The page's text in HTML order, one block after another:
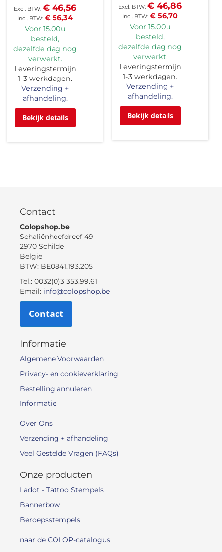
€ 56,34
€ 46,56
Voor 15.00u
besteld,
dezelfde dag nog
verwerkt.
Leveringstermijn
1-3 werkdagen.
Verzending +
afhandeling.
Bekijk details
€ 56,70
€ 46,86
Voor 15.00u
besteld,
dezelfde dag nog
verwerkt.
Leveringstermijn
1-3 werkdagen.
Verzending +
afhandeling.
Bekijk details
Contact
Colopshop.be
Schaliënhoefdreef 49
2970 Schilde
België
BTW: BE0841.193.205
Tel.: 0032(0)3 353.99.61
Email: info@colopshop.be
Contact
Informatie
Algemene Voorwaarden
Privacy- en cookieverklaring
Bestelling annuleren
Informatie
Over Ons
Verzending + afhandeling
Veel Gestelde Vragen (FAQs)
Onze producten
Ladot - Tattoo Stempels
Bannerbow
Beroepsstempels
naar de COLOP-catalogus